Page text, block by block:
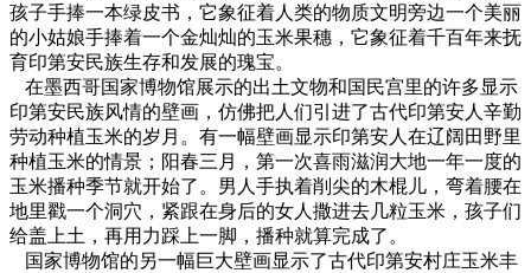
孩子手捧一本绿皮书，它象征着人类的物质文明旁边一个美丽
的小姑娘手捧着一个金灿灿的玉米果穗，它象征着千百年来抚
育印第安民族生存和发展的瑰宝。
在墨西哥国家博物馆展示的出土文物和国民宫里的许多显示
印第安民族风情的壁画，仿佛把人们引进了古代印第安人辛勤
劳动种植玉米的岁月。有一幅壁画显示印第安人在辽阔田野里
种植玉米的情景；阳春三月，第一次喜雨滋润大地一年一度的
玉米播种季节就开始了。男人手执着削尖的木棍儿，弯着腰在
地里戳一个洞穴，紧跟在身后的女人撒进去几粒玉米，孩子们
给盖上土，再用力踩上一脚，播种就算完成了。
国家博物馆的另一幅巨大壁画显示了古代印第安村庄玉米丰